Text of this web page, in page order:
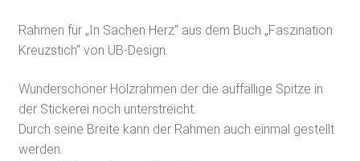
Rahmen für „In Sachen Herz“ aus dem Buch „Faszination
Kreuzstich“ von UB-Design.
Wunderschöner Holzrahmen der die auffällige Spitze in
der Stickerei noch unterstreicht.
Durch seine Breite kann der Rahmen auch einmal gestellt
werden.